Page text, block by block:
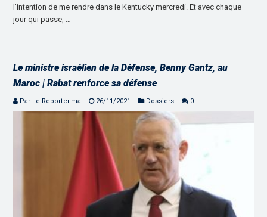
l’intention de me rendre dans le Kentucky mercredi. Et avec chaque
jour qui passe, …
Le ministre israélien de la Défense, Benny Gantz, au
Maroc | Rabat renforce sa défense
Par Le Reporter.ma 26/11/2021 Dossiers 0